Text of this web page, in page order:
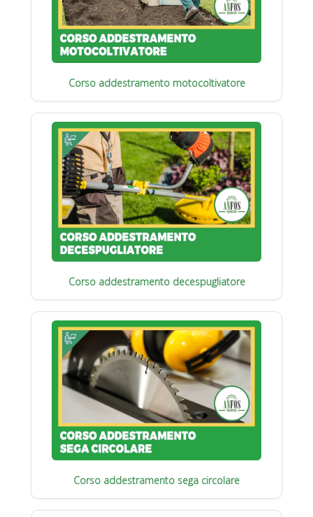
Corso addestramento motocoltivatore
Corso addestramento decespugliatore
Corso addestramento sega circolare